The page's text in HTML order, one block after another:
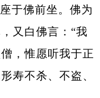
于佛前坐。佛为
又白佛言：“我
，惟愿听我于正
寿不杀、不盗、